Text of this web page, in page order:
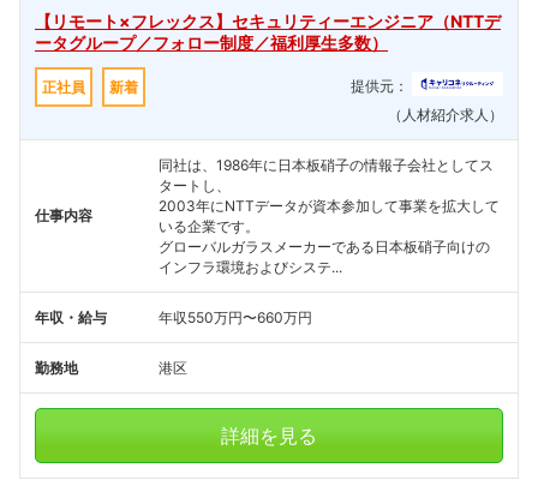
【リモート×フレックス】セキュリティーエンジニア（NTTデ
ータグループ／フォロー制度／福利厚生多数）
正社員 新着
提供元：
（人材紹介求人）
仕事内容
同社は、1986年に日本板硝子の情報子会社としてス
タートし、
2003年にNTTデータが資本参加して事業を拡大して
いる企業です。
グローバルガラスメーカーである日本板硝子向けの
インフラ環境およびシステ...
年収・給与 年収550万円〜660万円
勤務地 港区
詳細を見る